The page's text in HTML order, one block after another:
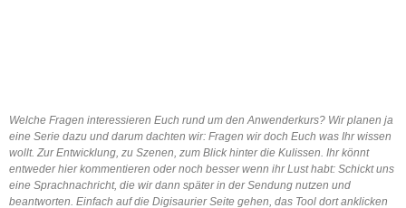
Welche Fragen interessieren Euch rund um den Anwenderkurs? Wir planen ja
eine Serie dazu und darum dachten wir: Fragen wir doch Euch was Ihr wissen
wollt. Zur Entwicklung, zu Szenen, zum Blick hinter die Kulissen. Ihr könnt
entweder hier kommentieren oder noch besser wenn ihr Lust habt: Schickt uns
eine Sprachnachricht, die wir dann später in der Sendung nutzen und
beantworten. Einfach auf die Digisaurier Seite gehen, das Tool dort anklicken